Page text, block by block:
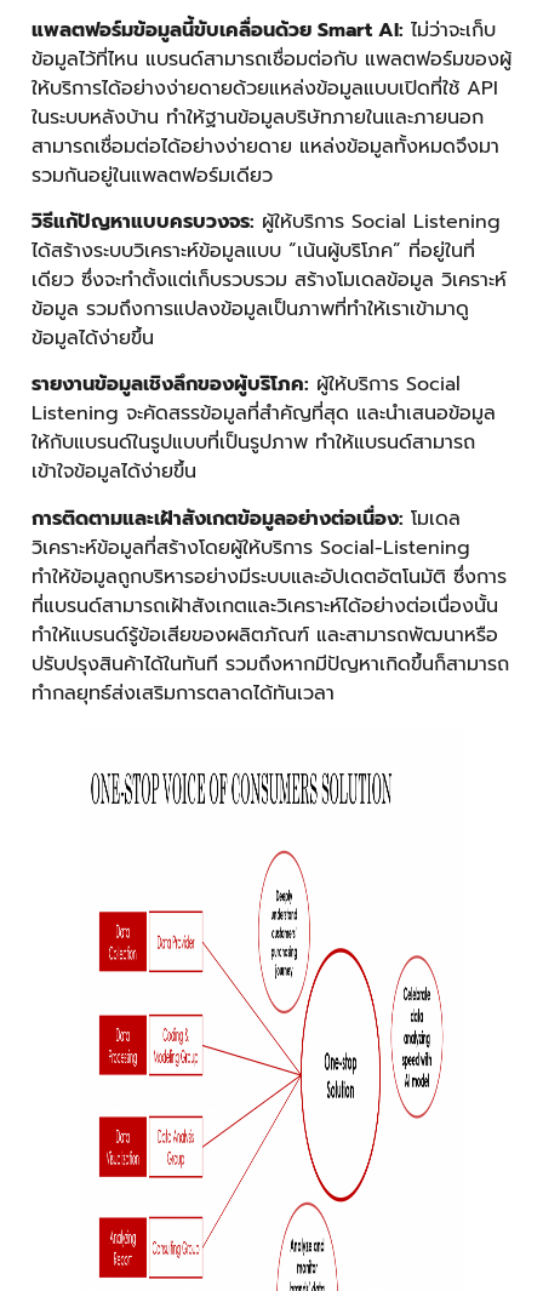
แพลตฟอร์มข้อมูลนี้ขับเคลื่อนด้วย Smart AI: ไม่ว่าจะเก็บ
ข้อมูลไว้ที่ไหน แบรนด์สามารถเชื่อมต่อกับ แพลตฟอร์มของผู้
ให้บริการได้อย่างง่ายดายด้วยแหล่งข้อมูลแบบเปิดที่ใช้ API
ในระบบหลังบ้าน ทำให้ฐานข้อมูลบริษัทภายในและภายนอก
สามารถเชื่อมต่อได้อย่างง่ายดาย แหล่งข้อมูลทั้งหมดจึงมา
รวมกันอยู่ในแพลตฟอร์มเดียว
วิธีแก้ปัญหาแบบครบวงจร: ผู้ให้บริการ Social Listening
ได้สร้างระบบวิเคราะห์ข้อมูลแบบ “เน้นผู้บริโภค” ที่อยู่ในที่
เดียว ซึ่งจะทำตั้งแต่เก็บรวบรวม สร้างโมเดลข้อมูล วิเคราะห์
ข้อมูล รวมถึงการแปลงข้อมูลเป็นภาพที่ทำให้เราเข้ามาดู
ข้อมูลได้ง่ายขึ้น
รายงานข้อมูลเชิงลึกของผู้บริโภค: ผู้ให้บริการ Social
Listening จะคัดสรรข้อมูลที่สำคัญที่สุด และนำเสนอข้อมูล
ให้กับแบรนด์ในรูปแบบที่เป็นรูปภาพ ทำให้แบรนด์สามารถ
เข้าใจข้อมูลได้ง่ายขึ้น
การติดตามและเฝ้าสังเกตข้อมูลอย่างต่อเนื่อง: โมเดล
วิเคราะห์ข้อมูลที่สร้างโดยผู้ให้บริการ Social-Listening
ทำให้ข้อมูลถูกบริหารอย่างมีระบบและอัปเดตอัตโนมัติ ซึ่งการ
ที่แบรนด์สามารถเฝ้าสังเกตและวิเคราะห์ได้อย่างต่อเนื่องนั้น
ทำให้แบรนด์รู้ข้อเสียของผลิตภัณฑ์ และสามารถพัฒนาหรือ
ปรับปรุงสินค้าได้ในทันที รวมถึงหากมีปัญหาเกิดขึ้นก็สามารถ
ทำกลยุทธ์ส่งเสริมการตลาดได้ทันเวลา